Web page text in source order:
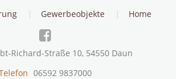
Gewerbeobjekte Home
Richard-Straße 10, 54550 Daun
06592 9837000